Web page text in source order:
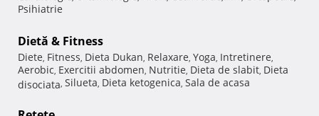
Psihiatrie
Dietă & Fitness
Diete, Fitness, Dieta Dukan, Relaxare, Yoga, Intretinere,
Aerobic, Exercitii abdomen, Nutritie, Dieta de slabit, Dieta
disociata, Silueta, Dieta ketogenica, Sala de acasa